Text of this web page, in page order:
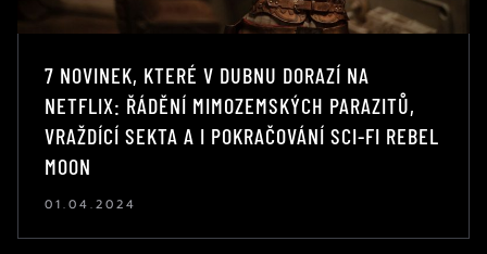
7 NOVINEK, KTERÉ V DUBNU DORAZÍ NA
NETFLIX: ŘÁDĚNÍ MIMOZEMSKÝCH PARAZITŮ,
VRAŽDÍCÍ SEKTA A I POKRAČOVÁNÍ SCI-FI REBEL
MOON
01.04.2024